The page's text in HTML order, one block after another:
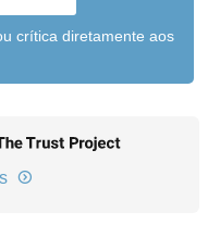
crítica diretamente aos